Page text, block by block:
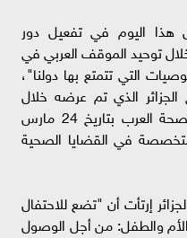
هذا اليوم في تفعيل دور
توحيد الموقف العربي في
التي تتمتع بها دولنا"،
الجزائر الذي تم عرضه خلال
الدورة العادية 56 لمجلس وزراء الصحة العرب بتاريخ 24 مارس
متخصصة في القضايا الصحية
إرتأت أن "تضع للاحتفال
والطفل: من أجل الوصول